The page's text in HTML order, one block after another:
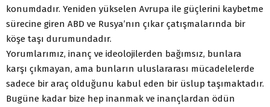
konumdadır. Yeniden yükselen Avrupa ile güçlerini kaybetme
sürecine giren ABD ve Rusya’nın çıkar çatışmalarında bir
köşe taşı durumundadır.
Yorumlarımız, inanç ve ideolojilerden bağımsız, bunlara
karşı çıkmayan, ama bunların uluslararası mücadelelerde
sadece bir araç olduğunu kabul eden bir üslup taşımaktadır.
Bugüne kadar bize hep inanmak ve inançlardan ödün